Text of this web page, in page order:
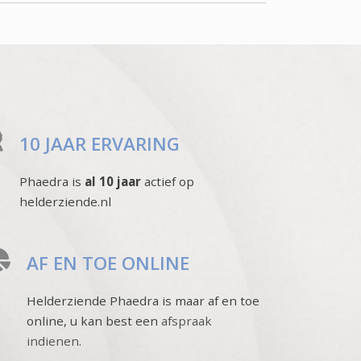
10 JAAR ERVARING
Phaedra is al 10 jaar actief op
helderziende.nl
AF EN TOE ONLINE
Helderziende Phaedra is maar af en toe
online, u kan best een afspraak
indienen.